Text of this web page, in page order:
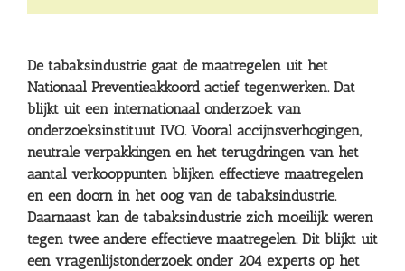
De tabaksindustrie gaat de maatregelen uit het
Nationaal Preventieakkoord actief tegenwerken. Dat
blijkt uit een internationaal onderzoek van
onderzoeksinstituut IVO. Vooral accijnsverhogingen,
neutrale verpakkingen en het terugdringen van het
aantal verkooppunten blijken effectieve maatregelen
en een doorn in het oog van de tabaksindustrie.
Daarnaast kan de tabaksindustrie zich moeilijk weren
tegen twee andere effectieve maatregelen. Dit blijkt uit
een vragenlijstonderzoek onder 204 experts op het